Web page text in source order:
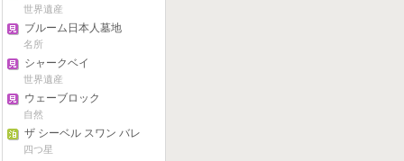
グルバングル)
世界遺産
ブルーム日本人墓地
名所
シャークベイ
世界遺産
ウェーブロック
自然
ザ シーベル スワン バレ
ー ザ ヴァインズ
四つ星